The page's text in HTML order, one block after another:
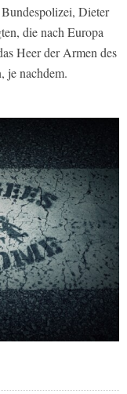
Dieter
die nach Europa
Heer der Armen des
je nachdem.